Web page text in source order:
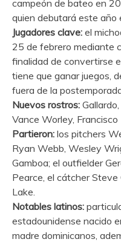
campeón de bateo en
quien debutará este año
Jugadores clave: el
25 de febrero mediante
finalidad de convertirse
tiene que ganar juegos,
fuera de la
Nuevos rostros:
Vance Worley, Francisco
Partieron: los pitchers
Ryan Webb, Wesley
Gamboa; el outfielder
Pearce, el cátcher Steve
Lake.
Notables latinos:
estadounidense nacido
madre dominicanos,